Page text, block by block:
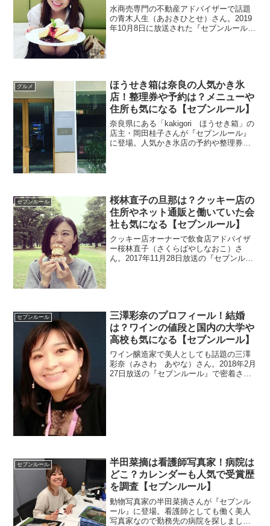
水商売専門の不動産アドバイザーで話題
の青木人生（あおきひとせ）さん。2019
年10月8日に放送された『セブンルール』
グルメ
ほうせき箱は奈良の人気かき氷
店！整理券や予約は？メニューや
住所も気になる【セブンルール】
奈良県にある「kakigori ほうせき箱」の
店主・岡田桂子さんが『セブンルール』
に登場。人気かき氷店の予約や整理券が
セブンルール
桜林直子の旦那は？クッキー店の
住所やネット通販と働いていた会
社も気になる【セブンルール】
クッキー店オーナーで飲食店アドバイザ
ー桜林直子（さくらばやしなおこ）さ
ん。2017年11月28日放送の『セブンルー
セブンルール
三澤彩奈のプロフィール！結婚
は？ワインの値段と国内の大学や
高校も気になる【セブンルール】
ワイン醸造家で美人としても話題の三澤
彩奈（みさわ あやな）さん。2018年2月
27日放送の『セブンルール』で密着され
セブンルール
半田菜摘は看護師写真家！病院は
どこ？カレンダーも人気で受賞歴
を調査【セブンルール】
動物写真家の半田菜摘さんが『セブンル
ール』に登場。看護師としても働く美人
写真家なので勤務先の病院を探しまし